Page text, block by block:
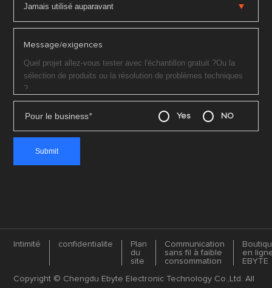
Message/exigences
Pour le business* Yes NO
Intimité confidentialite
Plan
du
site
Communication
sans fil à faible
consommation
en
EBYTE
Copyright © Chengdu Ebyte Electronic Technology Co.,Ltd. All